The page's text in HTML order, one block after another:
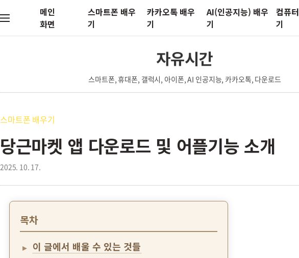
메인
화면
스마트폰 배우
기
카카오톡 배우
기
AI(인공지능) 배우
기
컴퓨
기
메
자유시간
스마트폰, 휴대폰, 갤럭시, 아이폰, AI 인공지능, 카카오톡, 다운로드
스마트폰 배우기
당근마켓 앱 다운로드 및 어플기능 소개
2025. 10. 17.
목차
이 글에서 배울 수 있는 것들